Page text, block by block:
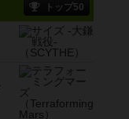
トップ50